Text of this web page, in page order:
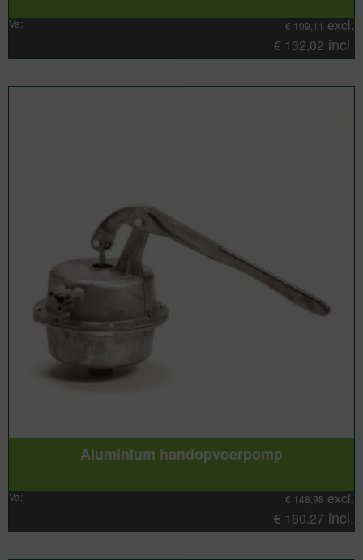
Va: € 109,11 excl.
€ 132,02 incl.
Aluminium handopvoerpomp
Va: € 148,98 excl.
€ 180,27 incl.